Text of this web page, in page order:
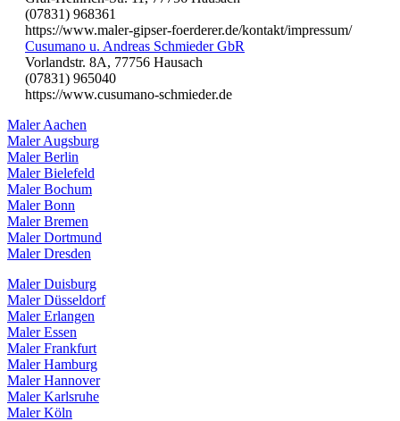
(07831) 968361
https://www.maler-gipser-foerderer.de/kontakt/impressum/
Cusumano u. Andreas Schmieder GbR
Vorlandstr. 8A, 77756 Hausach
(07831) 965040
https://www.cusumano-schmieder.de
Maler Aachen
Maler Augsburg
Maler Berlin
Maler Bielefeld
Maler Bochum
Maler Bonn
Maler Bremen
Maler Dortmund
Maler Dresden
Maler Duisburg
Maler Düsseldorf
Maler Erlangen
Maler Essen
Maler Frankfurt
Maler Hamburg
Maler Hannover
Maler Karlsruhe
Maler Köln